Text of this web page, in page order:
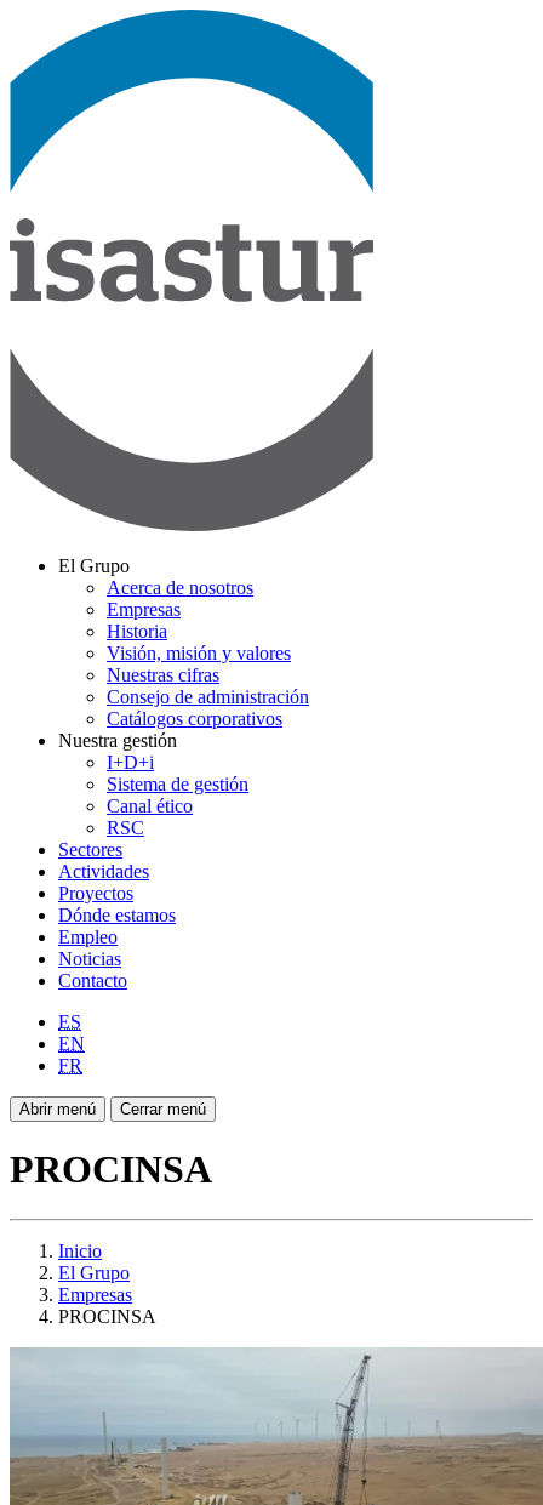
El Grupo
Acerca de nosotros
Empresas
Historia
Visión, misión y valores
Nuestras cifras
Consejo de administración
Catálogos corporativos
Nuestra gestión
I+D+i
Sistema de gestión
Canal ético
RSC
Sectores
Actividades
Proyectos
Dónde estamos
Empleo
Noticias
Contacto
ES
EN
FR
Abrir menú Cerrar menú
PROCINSA
Inicio
El Grupo
Empresas
PROCINSA